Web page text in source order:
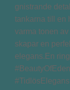
gnistrande
tankarna till en
varma tonen
skapar en
elegans.En